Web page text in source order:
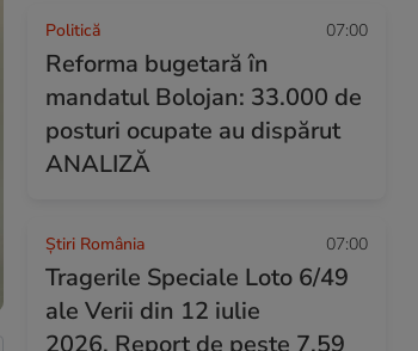
Politică 07:00
Reforma bugetară în
mandatul Bolojan: 33.000 de
posturi ocupate au dispărut
ANALIZĂ
Știri România 07:00
Tragerile Speciale Loto 6/49
ale Verii din 12 iulie
2026. Report de peste 7,59